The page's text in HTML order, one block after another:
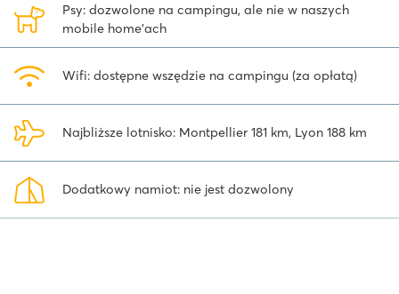
Psy: dozwolone na campingu, ale nie w naszych
mobile home'ach
Wifi: dostępne wszędzie na campingu (za opłatą)
Najbliższe lotnisko: Montpellier 181 km, Lyon 188 km
Dodatkowy namiot: nie jest dozwolony